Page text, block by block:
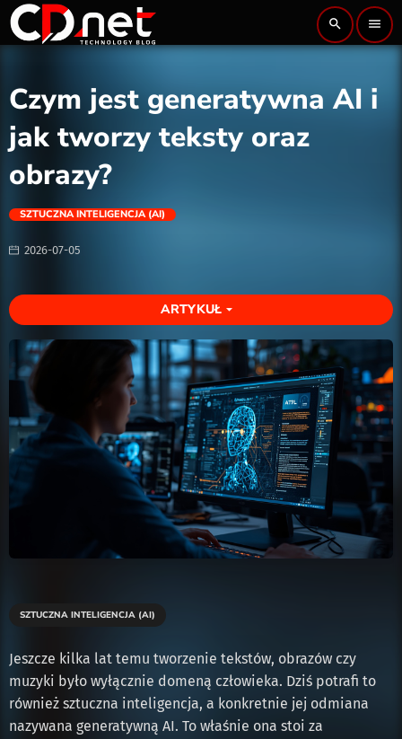
search menu
Czym jest generatywna AI i
jak tworzy teksty oraz
obrazy?
SZTUCZNA INTELIGENCJA (AI)
2026-07-05
ARTYKUŁ arrow_drop_down
SZTUCZNA INTELIGENCJA (AI)
Jeszcze kilka lat temu tworzenie tekstów, obrazów czy
muzyki było wyłącznie domeną człowieka. Dziś potrafi to
również sztuczna inteligencja, a konkretnie jej odmiana
nazywana generatywną AI. To właśnie ona stoi za